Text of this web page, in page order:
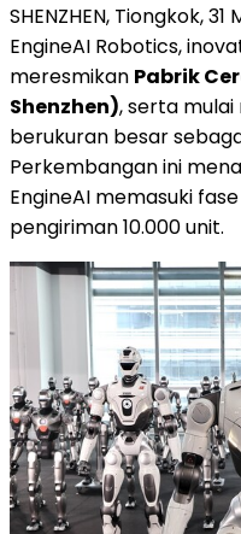
SHENZHEN, Tiongkok,
EngineAI Robotics,
meresmikan Pabrik
Shenzhen), serta
berukuran besar
Perkembangan ini
EngineAI memasuki
pengiriman 10.000 unit.